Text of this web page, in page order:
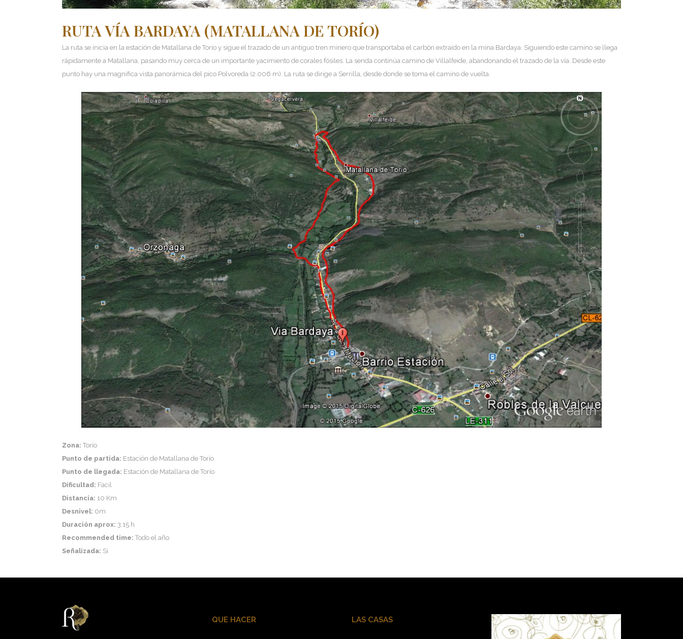
RUTA VÍA BARDAYA (MATALLANA DE TORÍO)
La ruta se inicia en la estación de Matallana de Torío y sigue el trazado de un antiguo tren minero que transportaba el carbón extraído en la mina Bardaya. Siguiendo este camino se llega
rápidamente a Matallana, pasando muy cerca de un importante yacimiento de corales fósiles. La senda continúa camino de Villalfeide, abandonando el trazado de la vía. Desde este
punto hay una magnífica vista panorámica del pico Polvoreda (2.006 m). La ruta se dirige a Serrilla, desde donde se toma el camino de vuelta.
Zona: Torío
Punto de partida: Estación de Matallana de Torío
Punto de llegada: Estación de Matallana de Torío
Dificultad: Facil
Distancia: 10 Km
Desnivel: 0m
Duración aprox: 3:15 h
Recommended time: Todo el año
Señalizada: Si
QUE HACER LAS CASAS